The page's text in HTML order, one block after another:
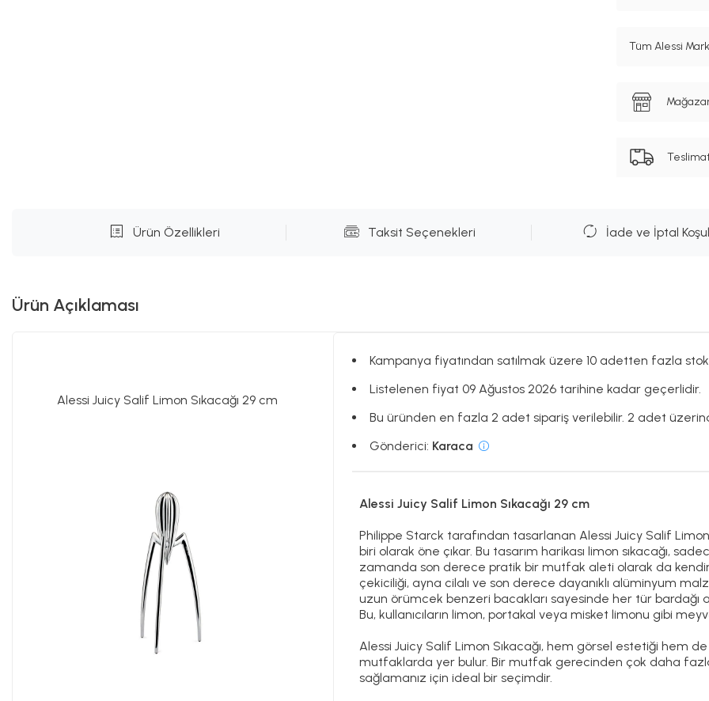
Tüm Alessi
Ürün Özellikleri Taksit Seçenekleri İade ve İptal
Ürün Açıklaması
Alessi Juicy Salif Limon Sıkacağı 29 cm
Kampanya fiyatından satılmak üzere 10 adetten fazla
Listelenen fiyat 09 Ağustos 2026 tarihine kadar geçerlidir.
Bu üründen en fazla 2 adet sipariş verilebilir. 2 adet
Gönderici: Karaca
Alessi Juicy Salif Limon Sıkacağı 29 cm
Philippe Starck tarafından tasarlanan Alessi Juicy Salif
biri olarak öne çıkar. Bu tasarım harikası limon sıkacağı,
zamanda son derece pratik bir mutfak aleti olarak da kendini
çekiciliği, ayna cilalı ve son derece dayanıklı alüminyum
uzun örümcek benzeri bacakları sayesinde her tür bardağı
Bu, kullanıcıların limon, portakal veya misket limonu gibi
Alessi Juicy Salif Limon Sıkacağı, hem görsel estetiği hem
mutfaklarda yer bulur. Bir mutfak gerecinden çok daha
sağlamanız için ideal bir seçimdir.